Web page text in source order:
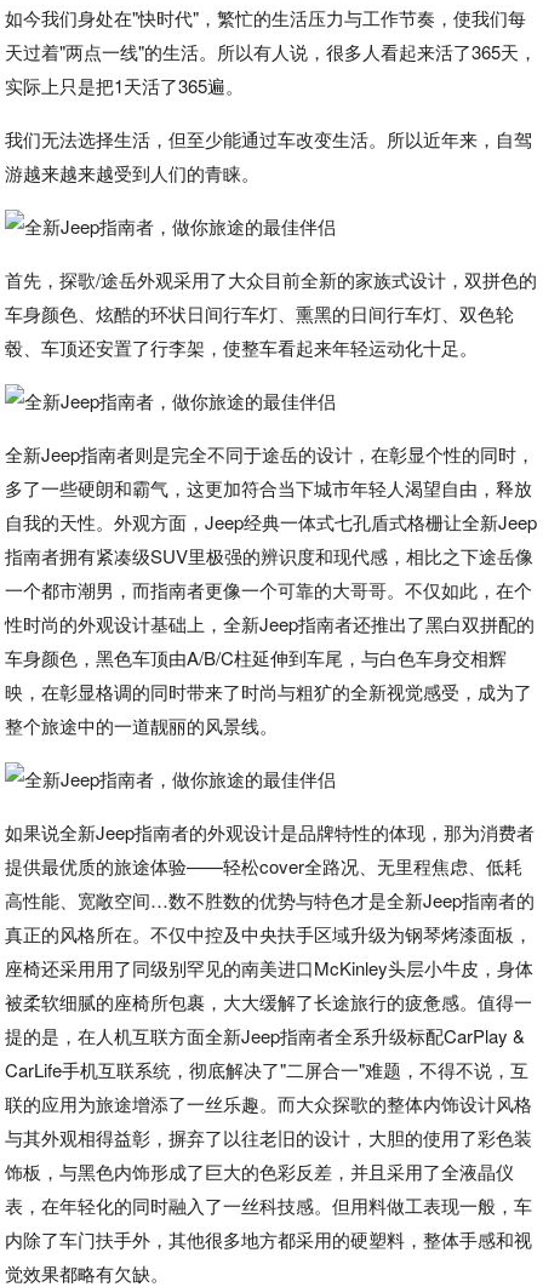
如今我们身处在"快时代"，繁忙的生活压力与工作节奏，使我们每
天过着"两点一线"的生活。所以有人说，很多人看起来活了365天，
实际上只是把1天活了365遍。
我们无法选择生活，但至少能通过车改变生活。所以近年来，自驾
游越来越来越受到人们的青睐。
首先，探歌/途岳外观采用了大众目前全新的家族式设计，双拼色的
车身颜色、炫酷的环状日间行车灯、熏黑的日间行车灯、双色轮
毂、车顶还安置了行李架，使整车看起来年轻运动化十足。
全新Jeep指南者则是完全不同于途岳的设计，在彰显个性的同时，
多了一些硬朗和霸气，这更加符合当下城市年轻人渴望自由，释放
自我的天性。外观方面，Jeep经典一体式七孔盾式格栅让全新Jeep
指南者拥有紧凑级SUV里极强的辨识度和现代感，相比之下途岳像
一个都市潮男，而指南者更像一个可靠的大哥哥。不仅如此，在个
性时尚的外观设计基础上，全新Jeep指南者还推出了黑白双拼配的
车身颜色，黑色车顶由A/B/C柱延伸到车尾，与白色车身交相辉
映，在彰显格调的同时带来了时尚与粗犷的全新视觉感受，成为了
整个旅途中的一道靓丽的风景线。
如果说全新Jeep指南者的外观设计是品牌特性的体现，那为消费者
提供最优质的旅途体验——轻松cover全路况、无里程焦虑、低耗
高性能、宽敞空间…数不胜数的优势与特色才是全新Jeep指南者的
真正的风格所在。不仅中控及中央扶手区域升级为钢琴烤漆面板，
座椅还采用用了同级别罕见的南美进口McKinley头层小牛皮，身体
被柔软细腻的座椅所包裹，大大缓解了长途旅行的疲惫感。值得一
提的是，在人机互联方面全新Jeep指南者全系升级标配CarPlay &
CarLife手机互联系统，彻底解决了"二屏合一"难题，不得不说，互
联的应用为旅途增添了一丝乐趣。而大众探歌的整体内饰设计风格
与其外观相得益彰，摒弃了以往老旧的设计，大胆的使用了彩色装
饰板，与黑色内饰形成了巨大的色彩反差，并且采用了全液晶仪
表，在年轻化的同时融入了一丝科技感。但用料做工表现一般，车
内除了车门扶手外，其他很多地方都采用的硬塑料，整体手感和视
觉效果都略有欠缺。